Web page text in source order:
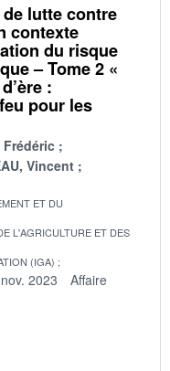
lutte contre
contexte
du risque
– Tome 2 «
:
pour les
Frédéric
Vincent
ET DU
L'AGRICULTURE ET DES
(IGA)
2023
Affaire